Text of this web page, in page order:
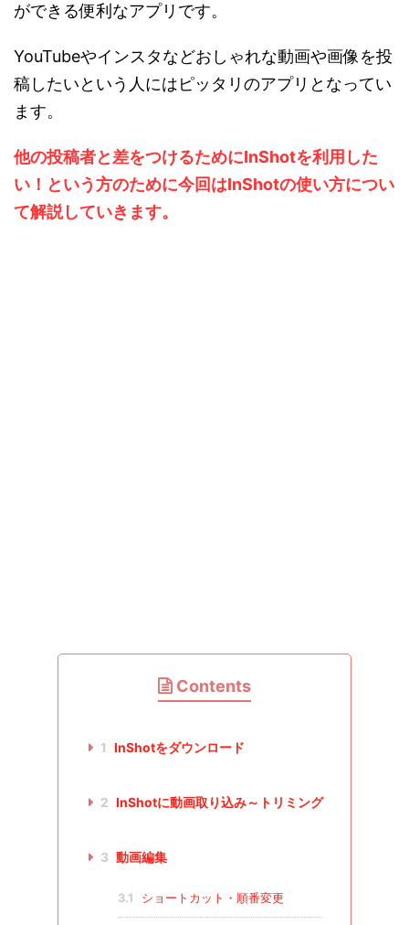
ができる便利なアプリです。
YouTubeやインスタなどおしゃれな動画や画像を投
稿したいという人にはピッタリのアプリとなってい
ます。
他の投稿者と差をつけるためにInShotを利用した
い！という方のために今回はInShotの使い方につい
て解説していきます。
Contents
1 InShotをダウンロード
2 InShotに動画取り込み～トリミング
3 動画編集
3.1 ショートカット・順番変更